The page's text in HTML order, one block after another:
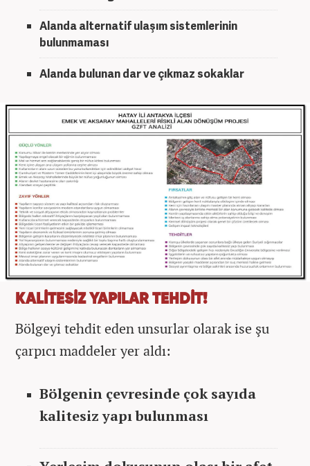
Alanda alternatif ulaşım sistemlerinin
bulunmaması
Alanda bulunan dar ve çıkmaz sokaklar
KALİTESİZ YAPILAR TEHDİT!
Bölgeyi tehdit eden unsurlar olarak ise şu
çarpıcı maddeler yer aldı:
Bölgenin çevresinde çok sayıda
kalitesiz yapı bulunması